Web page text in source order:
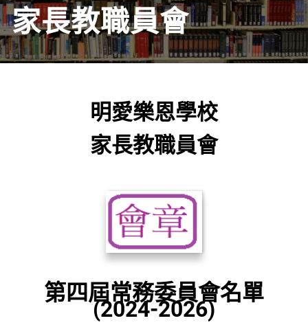
家長教職員會
明愛樂恩學校
家長教職員會
第四屆常務委員會名單
(2024-2026)